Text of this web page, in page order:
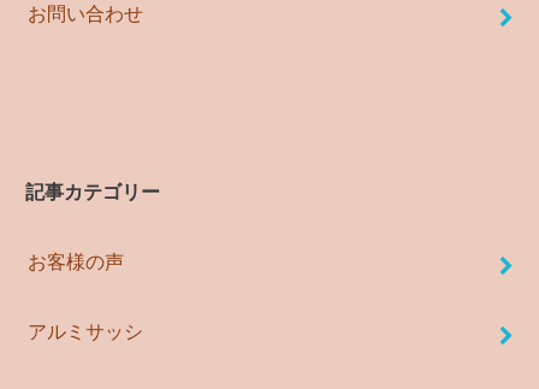
お問い合わせ
記事カテゴリー
お客様の声
アルミサッシ